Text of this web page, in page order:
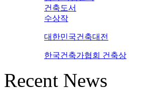
건축도서
수상작
대한민국건축대전
한국건축가협회 건축상
Recent News